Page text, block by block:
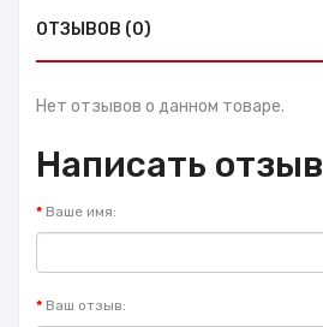
ОТЗЫВОВ (0)
Нет отзывов о данном товаре.
Написать отзыв
Ваше имя:
Ваш отзыв: